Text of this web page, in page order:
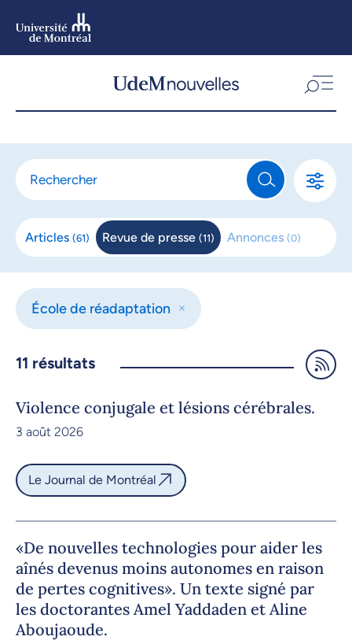
Articles (61) Revue de presse (11) Annonces (0)
École de réadaptation
11 résultats
Violence conjugale et lésions cérébrales.
3 août 2026
Le Journal de Montréal
«De nouvelles technologies pour aider les
aînés devenus moins autonomes en raison
de pertes cognitives». Un texte signé par
les doctorantes Amel Yaddaden et Aline
Aboujaoude.